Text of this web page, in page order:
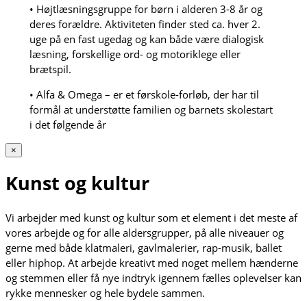
• Højtlæsningsgruppe for børn i alderen 3-8 år og
deres forældre. Aktiviteten finder sted ca. hver 2.
uge på en fast ugedag og kan både være dialogisk
læsning, forskellige ord- og motoriklege eller
brætspil.
• Alfa & Omega – er et førskole-forløb, der har til
formål at understøtte familien og barnets skolestart
i det følgende år
×
Kunst og kultur
Vi arbejder med kunst og kultur som et element i det meste af
vores arbejde og for alle aldersgrupper, på alle niveauer og
gerne med både klatmaleri, gavlmalerier, rap-musik, ballet
eller hiphop. At arbejde kreativt med noget mellem hænderne
og stemmen eller få nye indtryk igennem fælles oplevelser kan
rykke mennesker og hele bydele sammen.